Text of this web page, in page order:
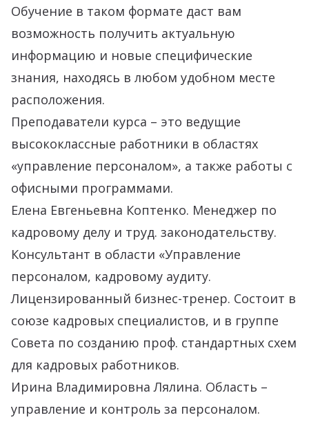
Обучение в таком формате даст вам
возможность получить актуальную
информацию и новые специфические
знания, находясь в любом удобном месте
расположения.
Преподаватели курса – это ведущие
высококлассные работники в областях
«управление персоналом», а также работы с
офисными программами.
Елена Евгеньевна Коптенко. Менеджер по
кадровому делу и труд. законодательству.
Консультант в области «Управление
персоналом, кадровому аудиту.
Лицензированный бизнес-тренер. Состоит в
союзе кадровых специалистов, и в группе
Совета по созданию проф. стандартных схем
для кадровых работников.
Ирина Владимировна Лялина. Область –
управление и контроль за персоналом.